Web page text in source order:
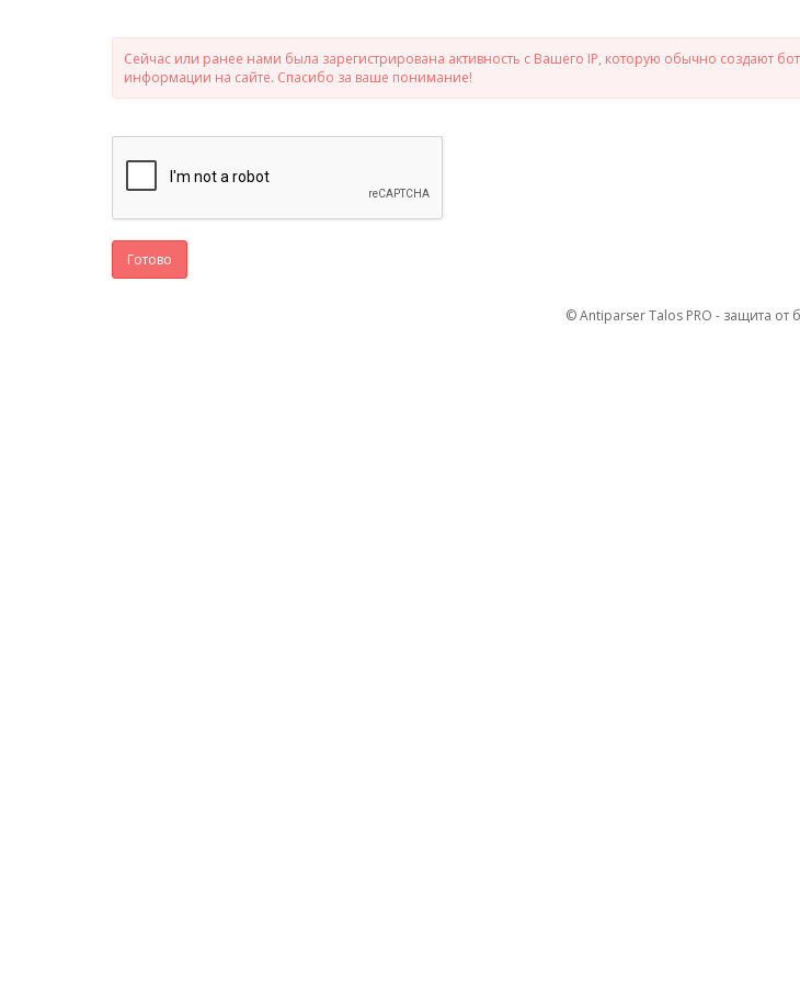
Сейчас или ранее нами была зарегистрирована активность с Вашего IP, которую обычно создают
информации на сайте. Спасибо за ваше понимание!
Готово
© Antiparser Talos PRO - защита от